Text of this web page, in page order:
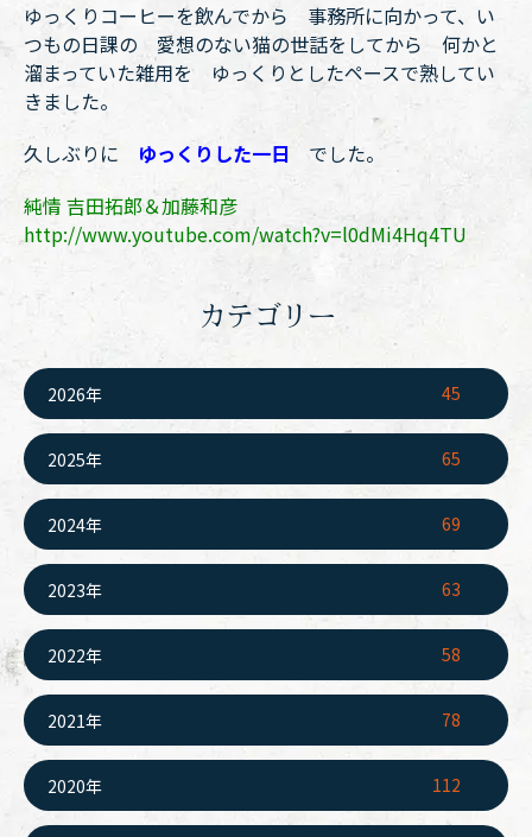
ゆっくりコーヒーを飲んでから 事務所に向かって、い
つもの日課の 愛想のない猫の世話をしてから 何かと
溜まっていた雑用を ゆっくりとしたペースで熟してい
きました。
久しぶりに ゆっくりした一日 でした。
純情 吉田拓郎＆加藤和彦
http://www.youtube.com/watch?v=l0dMi4Hq4TU
カテゴリー
2026年 45
2025年 65
2024年 69
2023年 63
2022年 58
2021年 78
2020年 112